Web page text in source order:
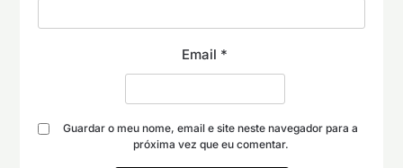
Email *
Guardar o meu nome, email e site neste navegador para a
próxima vez que eu comentar.